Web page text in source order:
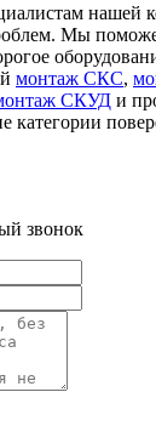
нашей
Мы
монтаж СКС,
СКУД и
категории
звонок